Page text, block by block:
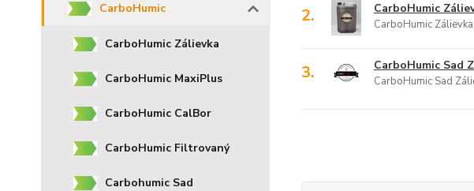
CarboHumic
CarboHumic Zálievka
CarboHumic MaxiPlus
CarboHumic CalBor
CarboHumic Filtrovaný
Carbohumic Sad
2. CarboHumic
CarboHumic
3. CarboHumic Sad
CarboHumic Sad